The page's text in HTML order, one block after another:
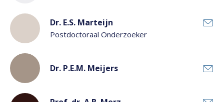
Dr. E.S. Marteijn
Postdoctoraal Onderzoeker
Dr. P.E.M. Meijers